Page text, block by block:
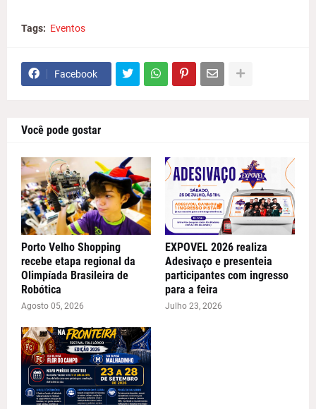
Tags: Eventos
Facebook
Você pode gostar
Porto Velho Shopping
recebe etapa regional da
Olimpíada Brasileira de
Robótica
Agosto 05, 2026
EXPOVEL 2026 realiza
Adesivaço e presenteia
participantes com ingresso
para a feira
Julho 23, 2026